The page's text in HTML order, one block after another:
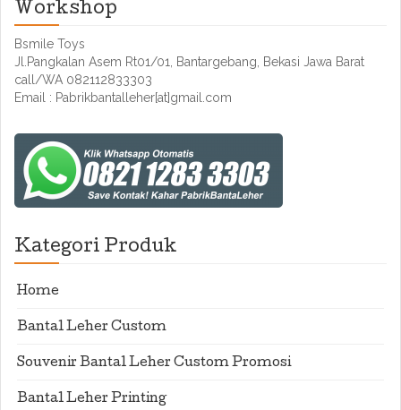
Workshop
Bsmile Toys
Jl.Pangkalan Asem Rt01/01, Bantargebang, Bekasi Jawa Barat
call/WA 082112833303
Email : Pabrikbantalleher[at]gmail.com
Kategori Produk
Home
Bantal Leher Custom
Souvenir Bantal Leher Custom Promosi
Bantal Leher Printing